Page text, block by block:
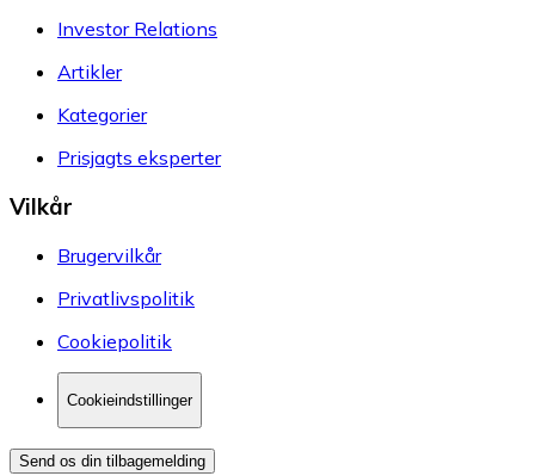
Investor Relations
Artikler
Kategorier
Prisjagts eksperter
Vilkår
Brugervilkår
Privatlivspolitik
Cookiepolitik
Cookieindstillinger
Send os din tilbagemelding